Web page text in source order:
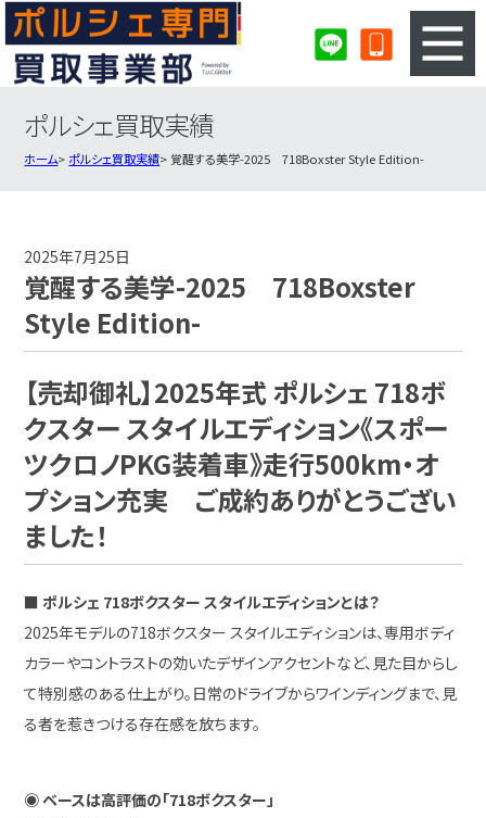
3ステップのカンタン査定
ポルシェ買取実績
ポルシェ買取実績
ホーム ポルシェ買取実績 覚醒する美学-2025 718Boxster Style Edition-
2025年7月25日
覚醒する美学-2025 718Boxster
Style Edition-
【売却御礼】2025年式 ポルシェ 718ボ
クスター スタイルエディション《スポー
ツクロノPKG装着車》走行500km・オ
プション充実 ご成約ありがとうござい
ました！
■ ポルシェ 718ボクスター スタイルエディションとは？
2025年モデルの718ボクスター スタイルエディションは、専用ボディ
カラーやコントラストの効いたデザインアクセントなど、見た目からし
て特別感のある仕上がり。日常のドライブからワインディングまで、見
る者を惹きつける存在感を放ちます。
◉ ベースは高評価の「718ボクスター」